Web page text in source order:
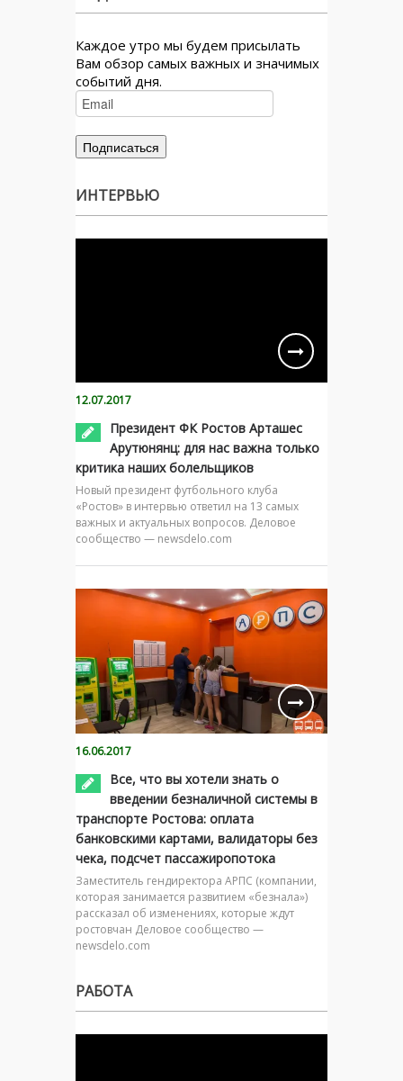
Каждое утро мы будем присылать
Вам обзор самых важных и значимых
событий дня.
ИНТЕРВЬЮ
12.07.2017
Президент ФК Ростов Арташес
Арутюнянц: для нас важна только
критика наших болельщиков
Новый президент футбольного клуба
«Ростов» в интервью ответил на 13 самых
важных и актуальных вопросов. Деловое
сообщество — newsdelo.com
16.06.2017
Все, что вы хотели знать о
введении безналичной системы в
транспорте Ростова: оплата
банковскими картами, валидаторы без
чека, подсчет пассажиропотока
Заместитель гендиректора АРПС (компании,
которая занимается развитием «безнала»)
рассказал об изменениях, которые ждут
ростовчан Деловое сообщество —
newsdelo.com
РАБОТА